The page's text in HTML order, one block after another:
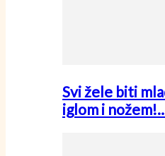
Svi žele biti
iglom i